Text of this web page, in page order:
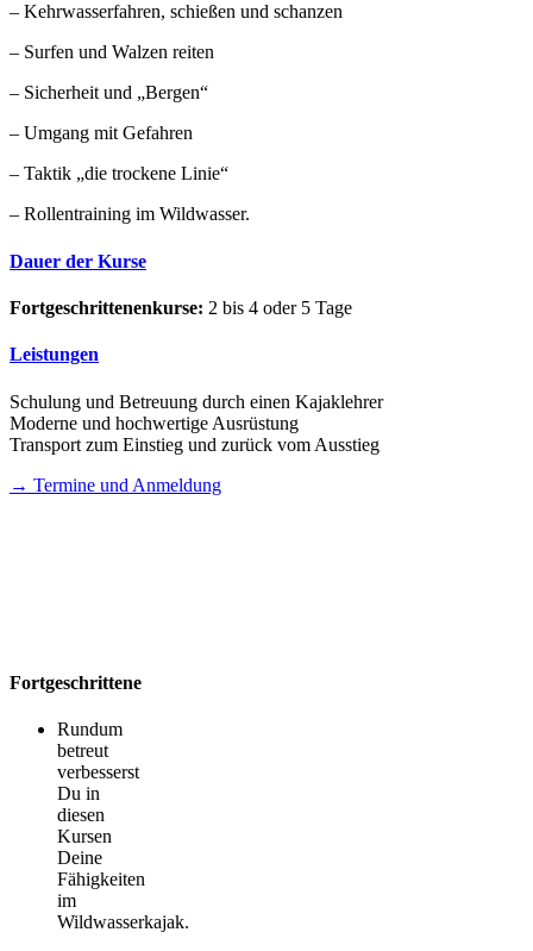
– Kehrwasserfahren, schießen und schanzen
– Surfen und Walzen reiten
– Sicherheit und „Bergen“
– Umgang mit Gefahren
– Taktik „die trockene Linie“
– Rollentraining im Wildwasser.
Dauer der Kurse
Fortgeschrittenenkurse: 2 bis 4 oder 5 Tage
Leistungen
Schulung und Betreuung durch einen Kajaklehrer
Moderne und hochwertige Ausrüstung
Transport zum Einstieg und zurück vom Ausstieg
→ Termine und Anmeldung
Fortgeschrittene
Rundum
betreut
verbesserst
Du in
diesen
Kursen
Deine
Fähigkeiten
im
Wildwasserkajak.